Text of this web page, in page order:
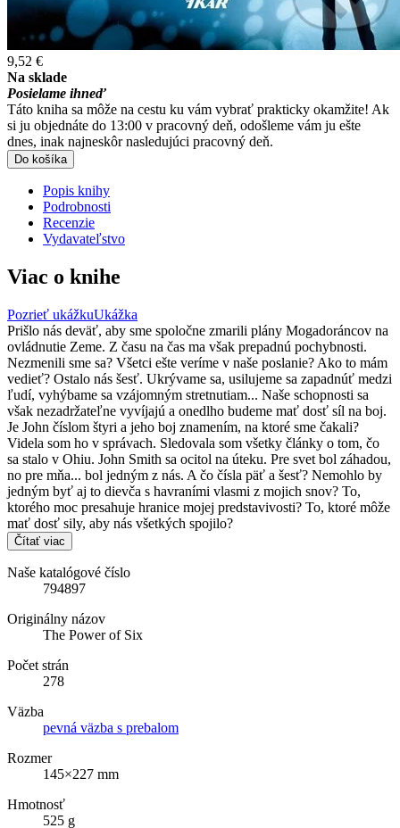
9,52 €
Na sklade
Posielame ihneď
Táto kniha sa môže na cestu ku vám vybrať prakticky okamžite! Ak
si ju objednáte do 13:00 v pracovný deň, odošleme vám ju ešte
dnes, inak najneskôr nasledujúci pracovný deň.
Do košíka
Popis knihy
Podrobnosti
Recenzie
Vydavateľstvo
Viac o knihe
Pozrieť ukážkuUkážka
Prišlo nás deväť, aby sme spoločne zmarili plány Mogadoráncov na
ovládnutie Zeme. Z času na čas ma však prepadnú pochybnosti.
Nezmenili sme sa? Všetci ešte veríme v naše poslanie? Ako to mám
vedieť? Ostalo nás šesť. Ukrývame sa, usilujeme sa zapadnúť medzi
ľudí, vyhýbame sa vzájomným stretnutiam... Naše schopnosti sa
však nezadržateľne vyvíjajú a onedlho budeme mať dosť síl na boj.
Je John číslom štyri a jeho boj znamením, na ktoré sme čakali?
Videla som ho v správach. Sledovala som všetky články o tom, čo
sa stalo v Ohiu. John Smith sa ocitol na úteku. Pre svet bol záhadou,
no pre mňa... bol jedným z nás. A čo čísla päť a šesť? Nemohlo by
jedným byť aj to dievča s havraními vlasmi z mojich snov? To,
ktorého moc presahuje hranice mojej predstavivosti? To, ktoré môže
mať dosť sily, aby nás všetkých spojilo?
Čítať viac
Naše katalógové číslo
794897
Originálny názov
The Power of Six
Počet strán
278
Väzba
pevná väzba s prebalom
Rozmer
145×227 mm
Hmotnosť
525 g